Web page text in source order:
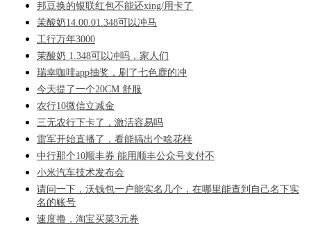
邦豆换的银联红包不能还xing/用卡了
茉酸奶14.00.01.348可以冲马
工行万年3000
茉酸奶 1.348可以冲吗，家人们
瑞幸咖啡app抽奖，刷了七色鹿的冲
今天提了一个20CM 舒服
农行10微信立减金
三无农行下卡了，激活容易吗
雷军开始直播了，看能搞出个啥花样
中行那个10顺丰券 能用顺丰公众号支付不
小米汽车技术发布会
请问一下，沃钱包一户能实名几个，在哪里能查到自己名下实
名的账号
速度撸，淘宝买菜3元券